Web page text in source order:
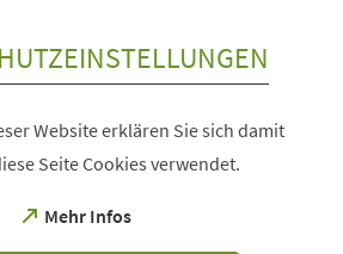
Website erklären Sie sich damit
Seite Cookies verwendet.
Mehr Infos
(Öffnet